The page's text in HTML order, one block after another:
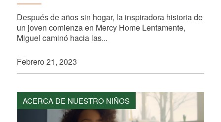
Después de años sin hogar, la inspiradora historia de
un joven comienza en Mercy Home Lentamente,
Miguel caminó hacia las...
Febrero 21, 2023
ACERCA DE NUESTRO NIÑOS